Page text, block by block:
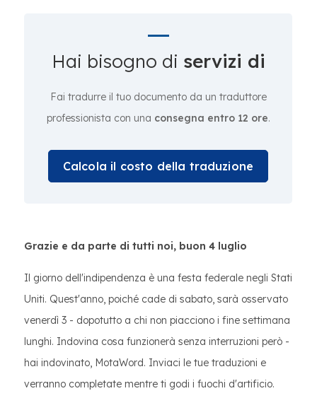
Hai bisogno di servizi di
Fai tradurre il tuo documento da un traduttore
professionista con una consegna entro 12 ore.
Calcola il costo della traduzione
Grazie e da parte di tutti noi, buon 4 luglio
Il giorno dell'indipendenza è una festa federale negli Stati
Uniti. Quest'anno, poiché cade di sabato, sarà osservato
venerdì 3 - dopotutto a chi non piacciono i fine settimana
lunghi. Indovina cosa funzionerà senza interruzioni però -
hai indovinato, MotaWord. Inviaci le tue traduzioni e
verranno completate mentre ti godi i fuochi d'artificio.